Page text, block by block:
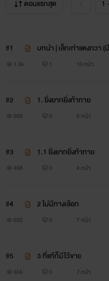
ตอนแรกสุด
#1 บทนำ | เล็กเท่าแตงกวา
1.3k 1 10 หน้า
#2 1. ยิ่งยากยิ่งท้าทาย
509 0 5 หน้า
#3 1.1 ยิ่งยากยิ่งท้าทาย
458 0 4 หน้า
#4 2 ไม่มีทางเลือก
632 0 7 หน้า
#5 3 ที่แท้ก็มีไว้ขาย
555 0 7 หน้า